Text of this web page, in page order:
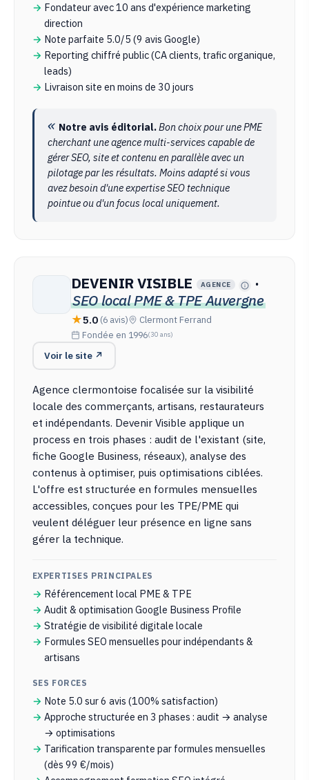
Fondateur avec 10 ans d'expérience marketing
direction
Note parfaite 5.0/5 (9 avis Google)
Reporting chiffré public (CA clients, trafic organique,
leads)
Livraison site en moins de 30 jours
Notre avis éditorial.Bon choix pour une PME
cherchant une agence multi-services capable de
gérer SEO, site et contenu en parallèle avec un
pilotage par les résultats. Moins adapté si vous
avez besoin d'une expertise SEO technique
pointue ou d'un focus local uniquement.
DEVENIR VISIBLE AGENCE
·
SEO local PME & TPE Auvergne
5.0 (6 avis) Clermont Ferrand
Fondée en 1996(30 ans)
Voir le site ↗
Agence clermontoise focalisée sur la visibilité
locale des commerçants, artisans, restaurateurs
et indépendants. Devenir Visible applique un
process en trois phases : audit de l'existant (site,
fiche Google Business, réseaux), analyse des
contenus à optimiser, puis optimisations ciblées.
L'offre est structurée en formules mensuelles
accessibles, conçues pour les TPE/PME qui
veulent déléguer leur présence en ligne sans
gérer la technique.
EXPERTISES PRINCIPALES
Référencement local PME & TPE
Audit & optimisation Google Business Profile
Stratégie de visibilité digitale locale
Formules SEO mensuelles pour indépendants &
artisans
SES FORCES
Note 5.0 sur 6 avis (100% satisfaction)
Approche structurée en 3 phases : audit → analyse
→ optimisations
Tarification transparente par formules mensuelles
(dès 99 €/mois)